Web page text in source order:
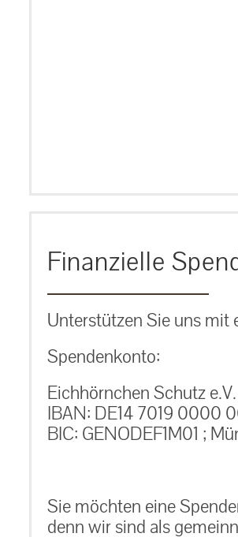
Finanzielle
Unterstützen Sie uns mit
Spendenkonto:
Eichhörnchen Schutz e.V.
IBAN: DE14 7019 0000
BIC: GENODEF1M01 ;
Sie möchten eine
denn wir sind als